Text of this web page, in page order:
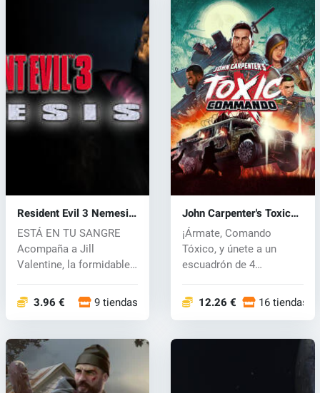
Resident Evil 3 Nemesis
(1999) (PC) key
ESTÁ EN TU SANGRE
Acompaña a Jill
Valentine, la formidable
3.96 € 9 tiendas
John Carpenter's Toxic
Commando (PC) key
¡Ármate, Comando
Tóxico, y únete a un
escuadrón de 4
12.26 € 16 tiendas